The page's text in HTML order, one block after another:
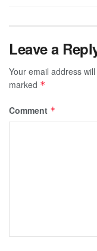
Leave a
Your email address
marked *
Comment *